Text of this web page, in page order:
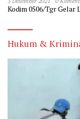
Kodim 0506/Tgr Gelar
Hukum &